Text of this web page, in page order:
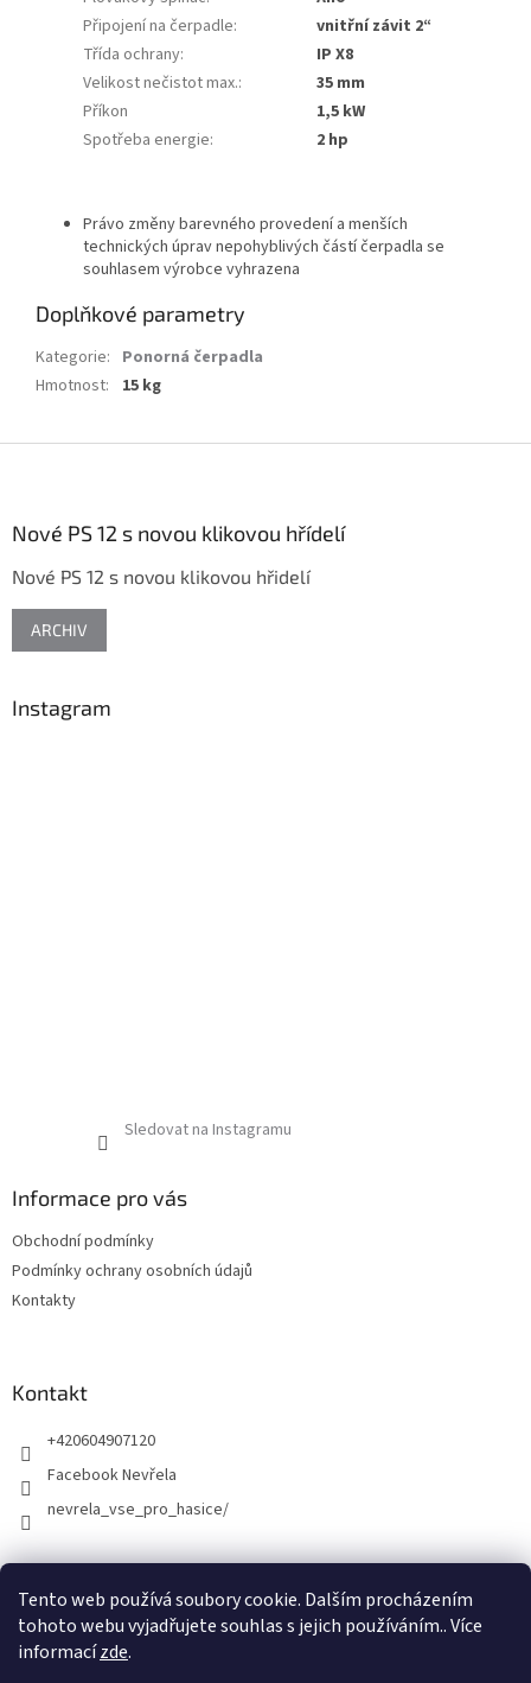
Tento web používá soubory cookie. Dalším procházením
tohoto webu vyjadřujete souhlas s jejich používáním.. Více
informacízde.
Připojení na čerpadle:
vnitřní závit 2“
Třída ochrany:
IP X8
Velikost nečistot max.:
35 mm
Příkon
1,5 kW
Spotřeba energie: 2 hp
Právo změny barevného provedení a menších
technických úprav nepohyblivých částí čerpadla se
souhlasem výrobce vyhrazena
Doplňkové parametry
Kategorie: Ponorná čerpadla
Hmotnost: 15 kg
Nové PS 12 s novou klikovou hřídelí
Nové PS 12 s novou klikovou hřidelí
ARCHIV
Instagram
Sledovat na Instagramu
Informace pro vás
Obchodní podmínky
Podmínky ochrany osobních údajů
Kontakty
Kontakt
+420604907120
Facebook Nevřela
nevrela_vse_pro_hasice/